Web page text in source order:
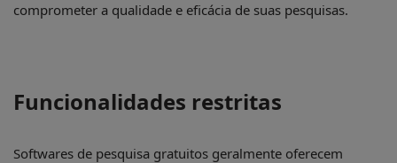
comprometer a qualidade e eficácia de suas pesquisas.
Funcionalidades restritas
Softwares de pesquisa gratuitos geralmente oferecem